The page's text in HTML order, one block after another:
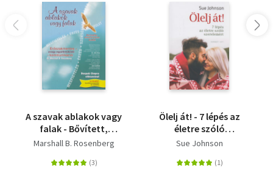
A szavak ablakok vagy
falak - Bővített,
javított kiadás
Marshall B. Rosenberg
Ölelj át! - 7 lépés az
életre szóló
szerelemért
Sue Johnson